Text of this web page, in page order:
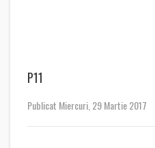
P11
Publicat Miercuri, 29 Martie 2017